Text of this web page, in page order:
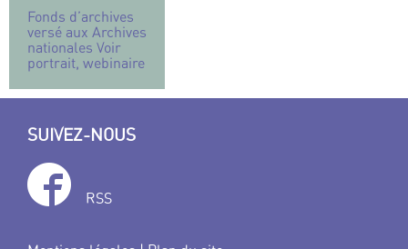
Fonds d’archives
versé aux Archives
nationales Voir
portrait, webinaire
SUIVEZ-NOUS
RSS